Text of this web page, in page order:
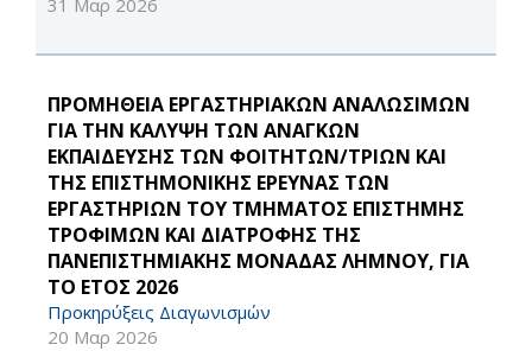
31 Μαρ 2026
ΠΡΟΜΗΘΕΙΑ ΕΡΓΑΣΤΗΡΙΑΚΩΝ ΑΝΑΛΩΣΙΜΩΝ
ΓΙΑ ΤΗΝ ΚΑΛΥΨΗ ΤΩΝ ΑΝΑΓΚΩΝ
ΕΚΠΑΙΔΕΥΣΗΣ ΤΩΝ ΦΟΙΤΗΤΩΝ/ΤΡΙΩΝ ΚΑΙ
ΤΗΣ ΕΠΙΣΤΗΜΟΝΙΚΗΣ ΕΡΕΥΝΑΣ ΤΩΝ
ΕΡΓΑΣΤΗΡΙΩΝ ΤΟΥ ΤΜΗΜΑΤΟΣ ΕΠΙΣΤΗΜΗΣ
ΤΡΟΦΙΜΩΝ ΚΑΙ ΔΙΑΤΡΟΦΗΣ ΤΗΣ
ΠΑΝΕΠΙΣΤΗΜΙΑΚΗΣ ΜΟΝΑΔΑΣ ΛΗΜΝΟΥ, ΓΙΑ
ΤΟ ΕΤΟΣ 2026
Προκηρύξεις Διαγωνισμών
20 Μαρ 2026